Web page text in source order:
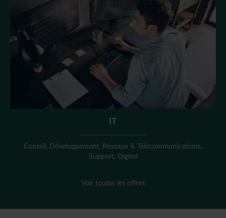
IT
Conseil, Développement, Réseaux & Télécommunications,
Support, Digital
Voir toutes les offres